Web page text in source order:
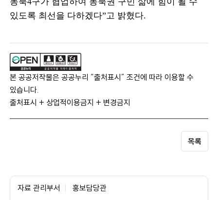
있도록 최선을 다하겠다”고 밝혔다.
본 공공저작물은 공공누리 “출처표시” 조건에 따라 이용할 수
있습니다.
출처표시 + 상업적이용금지 + 변경금지
목록
자료 관리부서
홍보담당관